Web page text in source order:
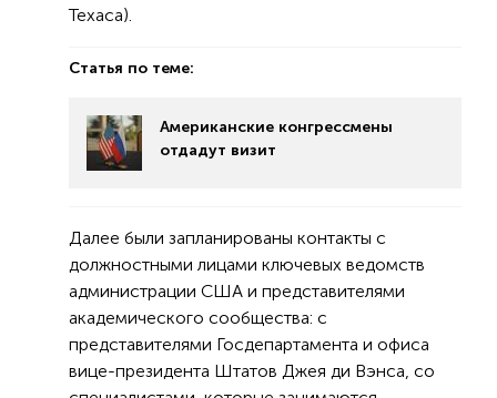
Техаса).
Статья по теме:
Американские конгрессмены
отдадут визит
Далее были запланированы контакты с
должностными лицами ключевых ведомств
администрации США и представителями
академического сообщества: с
представителями Госдепартамента и офиса
вице-президента Штатов Джея ди Вэнса, со